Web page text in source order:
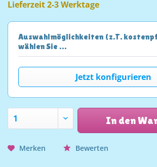
Lieferzeit 2-3 Werktage
Auswahlmöglichkeiten (z.T.
wählen Sie …
Jetzt konfigurieren
In den
Merken Bewerten